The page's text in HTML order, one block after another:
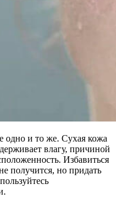
одно и то же. Сухая кожа
влагу, причиной
Избавиться
получится, но придать